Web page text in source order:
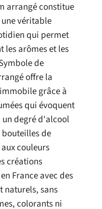
arrangé constitue
véritable
qui permet
les arômes et les
de
offre la
grâce à
qui évoquent
un degré d'alcool
bouteilles de
couleurs
créations
France avec des
naturels, sans
colorants ni